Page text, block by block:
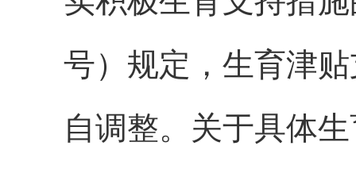
号）规定，生育津
自调整。关于具体